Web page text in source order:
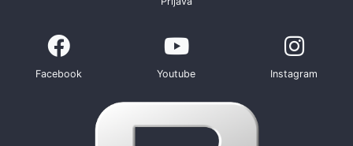
Facebook Youtube Instagram